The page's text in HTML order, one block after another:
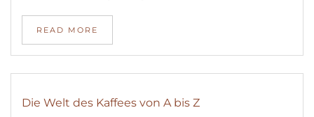
READ MORE
Die Welt des Kaffees von A bis Z